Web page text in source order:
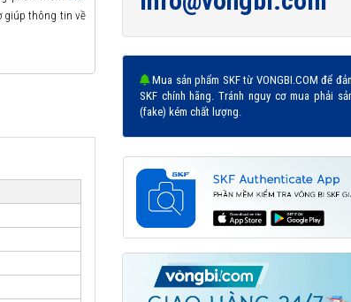
giúp thông tin về
Mua sản phẩm SKF từ VONGBI.COM để
SKF chính hãng. Tránh nguy cơ mua phải
(fake) kém chất lượng.